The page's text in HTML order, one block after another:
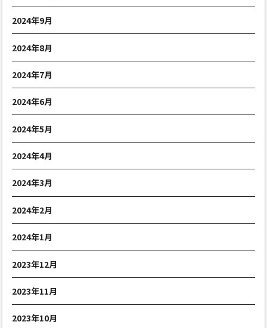
2024年9月
2024年8月
2024年7月
2024年6月
2024年5月
2024年4月
2024年3月
2024年2月
2024年1月
2023年12月
2023年11月
2023年10月